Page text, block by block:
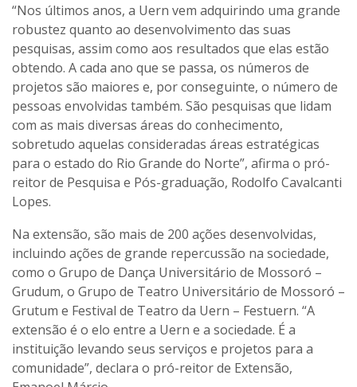
“Nos últimos anos, a Uern vem adquirindo uma grande
robustez quanto ao desenvolvimento das suas
pesquisas, assim como aos resultados que elas estão
obtendo. A cada ano que se passa, os números de
projetos são maiores e, por conseguinte, o número de
pessoas envolvidas também. São pesquisas que lidam
com as mais diversas áreas do conhecimento,
sobretudo aquelas consideradas áreas estratégicas
para o estado do Rio Grande do Norte”, afirma o pró-
reitor de Pesquisa e Pós-graduação, Rodolfo Cavalcanti
Lopes.
Na extensão, são mais de 200 ações desenvolvidas,
incluindo ações de grande repercussão na sociedade,
como o Grupo de Dança Universitário de Mossoró –
Grudum, o Grupo de Teatro Universitário de Mossoró –
Grutum e Festival de Teatro da Uern – Festuern. “A
extensão é o elo entre a Uern e a sociedade. É a
instituição levando seus serviços e projetos para a
comunidade”, declara o pró-reitor de Extensão,